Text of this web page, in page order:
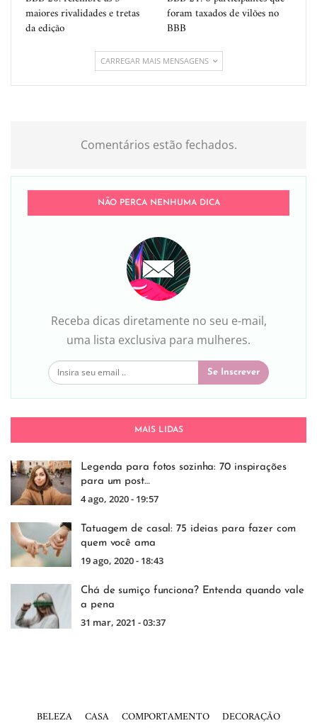
maiores rivalidades e tretas
da edição
foram taxados de vilões no
BBB
CARREGAR MAIS MENSAGENS
Comentários estão fechados.
NÃO PERCA NENHUMA DICA
Receba dicas diretamente no seu e-mail,
uma lista exclusiva para mulheres.
Se Inscrever
MAIS LIDAS
Legenda para fotos sozinha: 70 inspirações
para um post…
4 ago, 2020 - 19:57
Tatuagem de casal: 75 ideias para fazer com
quem você ama
19 ago, 2020 - 18:43
Chá de sumiço funciona? Entenda quando vale
a pena
31 mar, 2021 - 03:37
BELEZA CASA COMPORTAMENTO DECORAÇÃO